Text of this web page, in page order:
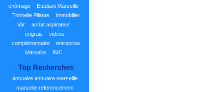
chômage
Etudiant Marseille
Tonnelle Pliante
Immobilier
Var
achat aspirateur
engrais
videos
complémentaire
entreprise
Marseille
IMC
Top Recherches
annuaire annuaire marseille
marseille referencement